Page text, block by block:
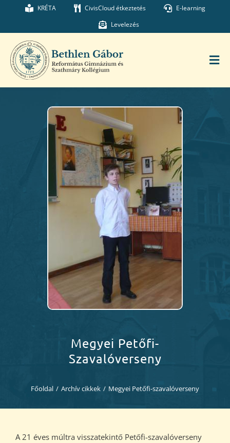
Kihagyás KRÉTA CivisCloud étkeztetés
E-learning
Levelezés
Munkatársaink
Kollégium
Dokumentumok
Megyei Petőfi-
Szavalóverseny
Főoldal / Archív cikkek / Megyei Petőfi-szavalóverseny
A 21 éves múltra visszatekintő Petőfi-szavalóverseny